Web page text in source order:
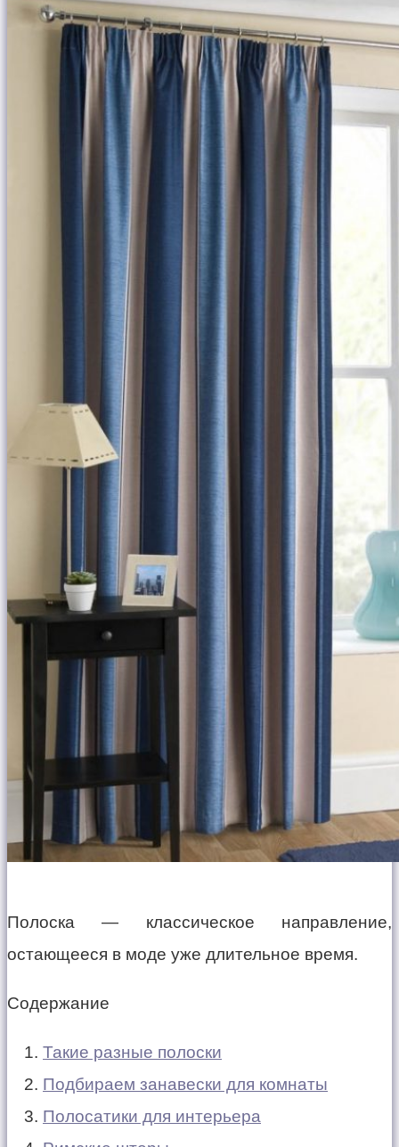
Полоска — классическое направление,
остающееся в моде уже длительное время.
Содержание
Такие разные полоски
Подбираем занавески для комнаты
Полосатики для интерьера